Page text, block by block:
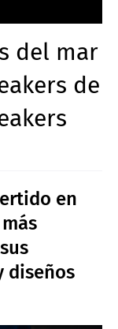
del mar
de
en
diseños